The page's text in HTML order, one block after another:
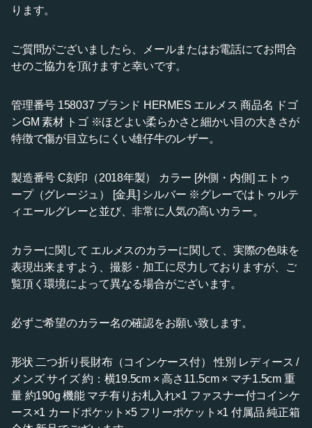
ります。
ご質問がございましたら、メールまたはお電話にてお問合
せのご協力を頂けますと幸いです。
管理番号 158037 ブランド HERMES エルメス 商品名 ドゴ
ンGM 素材 トゴ ※ほどよい柔らかさと細かい目の大きさが
特徴で傷が目立ちにくい雄仔牛のレザー。
製造番号 C刻印（2018年製） カラー [外側・内側] エトゥ
ープ（グレージュ） [金具] シルバー ※グレーではトゥルテ
ィエールグレーと並び、非常に人気の高いカラー。
カラーに関して エルメスのカラーに関して、実際の色味を
表現出来ますよう、撮影・加工に尽力しておりますが、ご
覧頂く環境によって異なる場合がございます。
必ずご希望のカラー名の確認をお願い致します。
形状 二つ折り長財布（コインケース付） 性別 レディース /
メンズ サイズ 約：横19.5cm × 高さ11.5cm × マチ1.5cm 重
量 約190g 機能 マチ有りお札入れ×1 ファスナー付コインケ
ース×1 カードポケット×5 フリーポケット×1 付属品 純正箱